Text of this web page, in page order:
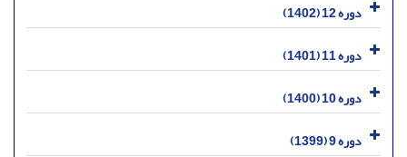
دوره 12 (1402)
دوره 11 (1401)
دوره 10 (1400)
دوره 9 (1399)